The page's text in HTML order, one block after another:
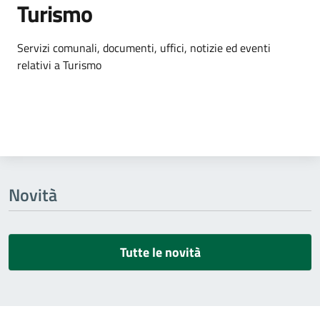
Turismo
Dettagli dell'argomento
Servizi comunali, documenti, uffici, notizie ed eventi
relativi a Turismo
Novità
Tutte le novità